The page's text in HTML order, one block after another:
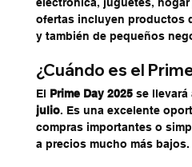
ofertas incluyen productos
y también de pequeños
¿Cuándo es el
El Prime Day 2025 se llevará
julio. Es una excelente
compras importantes o
a precios mucho más bajos.